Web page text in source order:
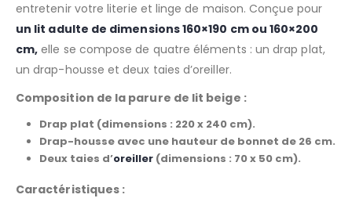
entretenir votre literie et linge de maison. Conçue pour
un lit adulte de dimensions 160×190 cm ou 160×200
cm, elle se compose de quatre éléments : un drap plat,
un drap-housse et deux taies d’oreiller.
Composition de la parure de lit beige :
Drap plat (dimensions : 220 x 240 cm).
Drap-housse avec une hauteur de bonnet de 26 cm.
Deux taies d’oreiller(dimensions : 70 x 50 cm).
Caractéristiques :